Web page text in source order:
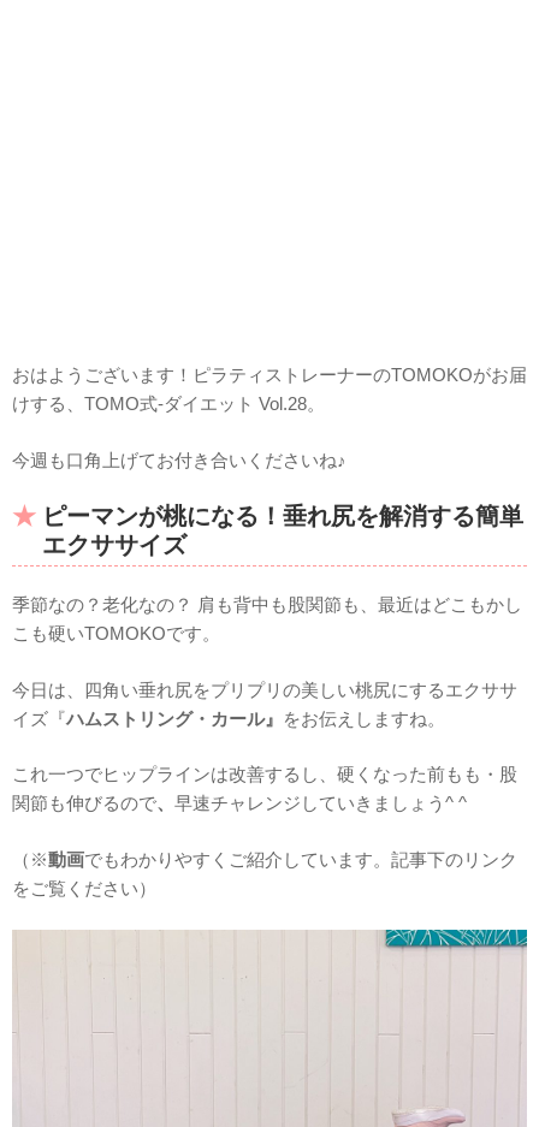
おはようございます！ピラティストレーナーのTOMOKOがお届
けする、TOMO式-ダイエット Vol.28。
今週も口角上げてお付き合いくださいね♪
ピーマンが桃になる！垂れ尻を解消する簡単
エクササイズ
季節なの？老化なの？ 肩も背中も股関節も、最近はどこもかし
こも硬いTOMOKOです。
今日は、四角い垂れ尻をプリプリの美しい桃尻にするエクササ
イズ『ハムストリング・カール』 をお伝えしますね。
これ一つでヒップラインは改善するし、硬くなった前もも・股
関節も伸びるので、 早速チャレンジしていきましょう^ ^
（※動画でもわかりやすくご紹介しています。記事下のリンク
をご覧ください）